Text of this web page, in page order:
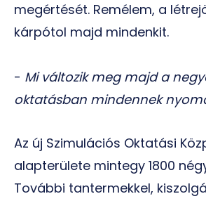
megértését. Remélem, a
kárpótol majd mindenkit.
- Mi változik meg majd a
oktatásban mindennek
Az új Szimulációs Oktatási
alapterülete mintegy 1800
További tantermekkel,